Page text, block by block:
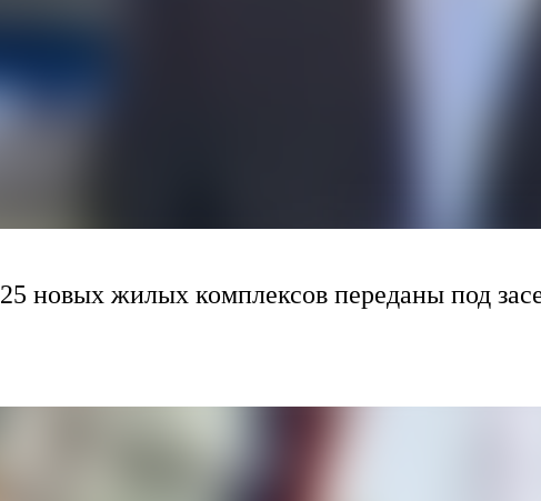
25 новых жилых комплексов переданы под